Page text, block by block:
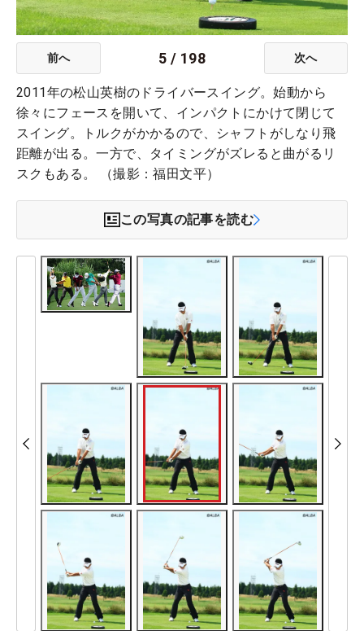
前へ 5 / 198 次へ
2011年の松山英樹のドライバースイング。始動から
徐々にフェースを開いて、インパクトにかけて閉じて
スイング。トルクがかかるので、シャフトがしなり飛
距離が出る。一方で、タイミングがズレると曲がるリ
スクもある。 （撮影：福田文平）
この写真の記事を読む